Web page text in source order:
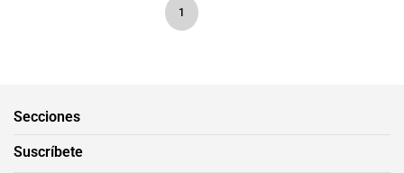
1
Secciones
Suscríbete